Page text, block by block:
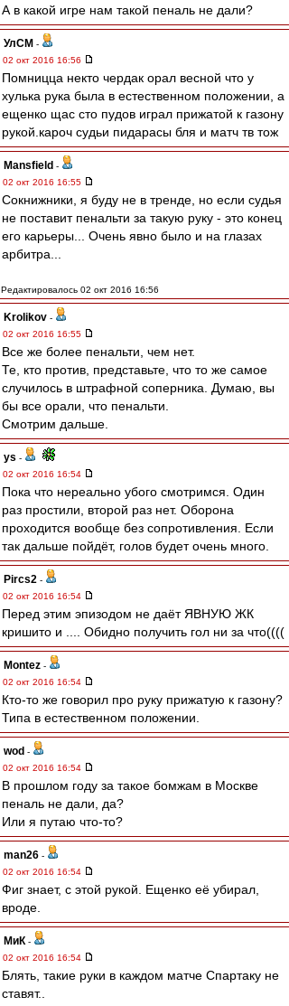
А в какой игре нам такой пеналь не дали?
УлСМ -
02 окт 2016 16:56
Помницца некто чердак орал весной что у
хулька рука была в естественном положении, а
ещенко щас сто пудов играл прижатой к газону
рукой.кароч судьи пидарасы бля и матч тв тож
Mansfield -
02 окт 2016 16:55
Сокнижники, я буду не в тренде, но если судья
не поставит пенальти за такую руку - это конец
его карьеры... Очень явно было и на глазах
арбитра...
Редактировалось 02 окт 2016 16:56
Krolikov -
02 окт 2016 16:55
Все же более пенальти, чем нет.
Те, кто против, представьте, что то же самое
случилось в штрафной соперника. Думаю, вы
бы все орали, что пенальти.
Смотрим дальше.
ys -
02 окт 2016 16:54
Пока что нереально убого смотримся. Один
раз простили, второй раз нет. Оборона
проходится вообще без сопротивления. Если
так дальше пойдёт, голов будет очень много.
Pircs2 -
02 окт 2016 16:54
Перед этим эпизодом не даёт ЯВНУЮ ЖК
кришито и .... Обидно получить гол ни за что((((
Montez -
02 окт 2016 16:54
Кто-то же говорил про руку прижатую к газону?
Типа в естественном положении.
wod -
02 окт 2016 16:54
В прошлом году за такое бомжам в Москве
пеналь не дали, да?
Или я путаю что-то?
man26 -
02 окт 2016 16:54
Фиг знает, с этой рукой. Ещенко её убирал,
вроде.
МиК -
02 окт 2016 16:54
Блять, такие руки в каждом матче Спартаку не
ставят..